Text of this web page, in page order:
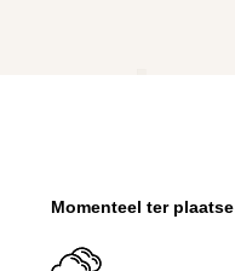
Momenteel ter plaatse